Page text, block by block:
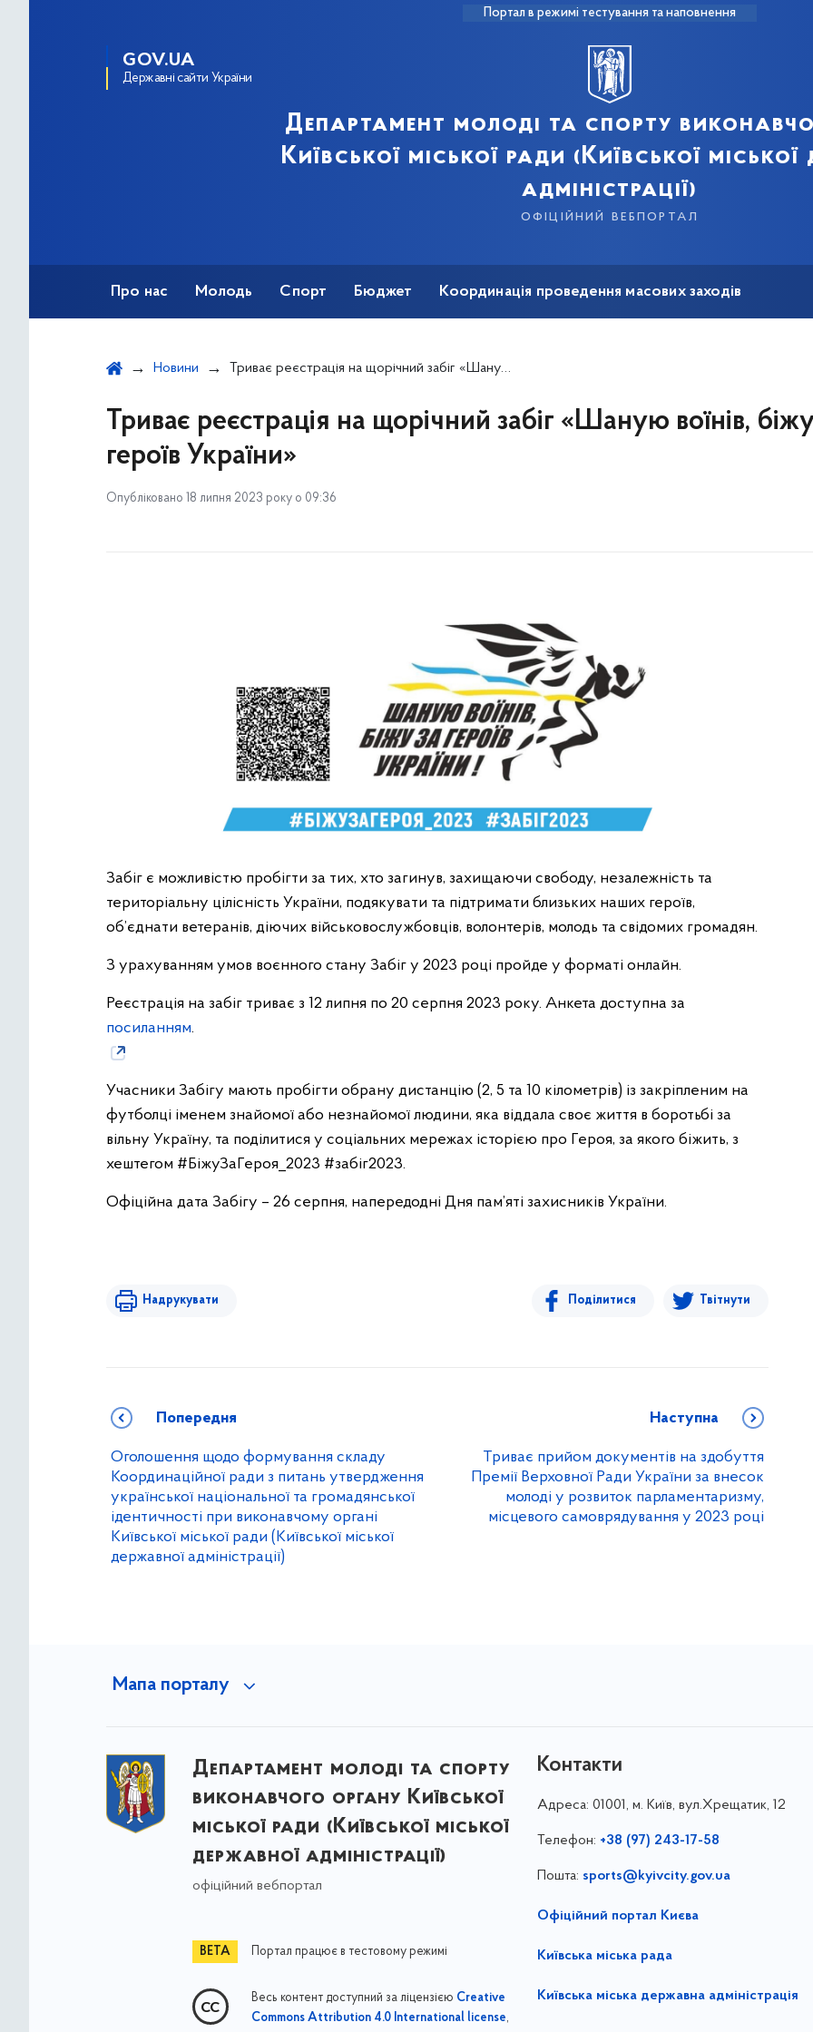
Портал в режимі тестування та наповнення
GOV.UA
Державні сайти України
Департамент молоді та спорту
Київської міської ради (Київської
адміністрації)
офіційний вебпортал
Про нас Молодь Спорт Бюджет Координація проведення масових заходів
Новини Триває реєстрація на щорічний забіг «Шаную воїнів, біжу за героїв України»
Триває реєстрація на щорічний забіг «Шаную воїнів,
героїв України»
Опубліковано 18 липня 2023 року о 09:36
Забіг є можливістю пробігти за тих, хто загинув, захищаючи свободу, незалежність та
територіальну цілісність України, подякувати та підтримати близьких наших героїв,
об’єднати ветеранів, діючих військовослужбовців, волонтерів, молодь та свідомих громадян.
З урахуванням умов воєнного стану Забіг у 2023 році пройде у форматі онлайн.
Реєстрація на забіг триває з 12 липня по 20 серпня 2023 року. Анкета доступна за
посиланням.
Учасники Забігу мають пробігти обрану дистанцію (2, 5 та 10 кілометрів) із закріпленим на
футболці іменем знайомої або незнайомої людини, яка віддала своє життя в боротьбі за
вільну Україну, та поділитися у соціальних мережах історією про Героя, за якого біжить, з
хештегом #БіжуЗаГероя_2023 #забіг2023.
Офіційна дата Забігу – 26 серпня, напередодні Дня пам’яті захисників України.
Надрукувати Поділитися Твітнути
Попередня
Оголошення щодо формування складу
Координаційної ради з питань утвердження
української національної та громадянської
ідентичності при виконавчому органі
Київської міської ради (Київської міської
державної адміністрації)
Наступна
Триває прийом документів на здобуття
Премії Верховної Ради України за внесок
молоді у розвиток парламентаризму,
місцевого самоврядування у 2023 році
Мапа порталу
Департамент молоді та спорту
виконавчого органу Київської
міської ради (Київської міської
державної адміністрації)
офіційний вебпортал
Портал працює в тестовому режимі
Весь контент доступний за ліцензією Creative
Commons Attribution 4.0 International license,
Контакти
Адреса: 01001, м. Київ, вул.Хрещатик, 12
Телефон: +38 (97) 243-17-58
Пошта: sports@kyivcity.gov.ua
Офіційний портал Києва
Київська міська рада
Київська міська державна адміністрація